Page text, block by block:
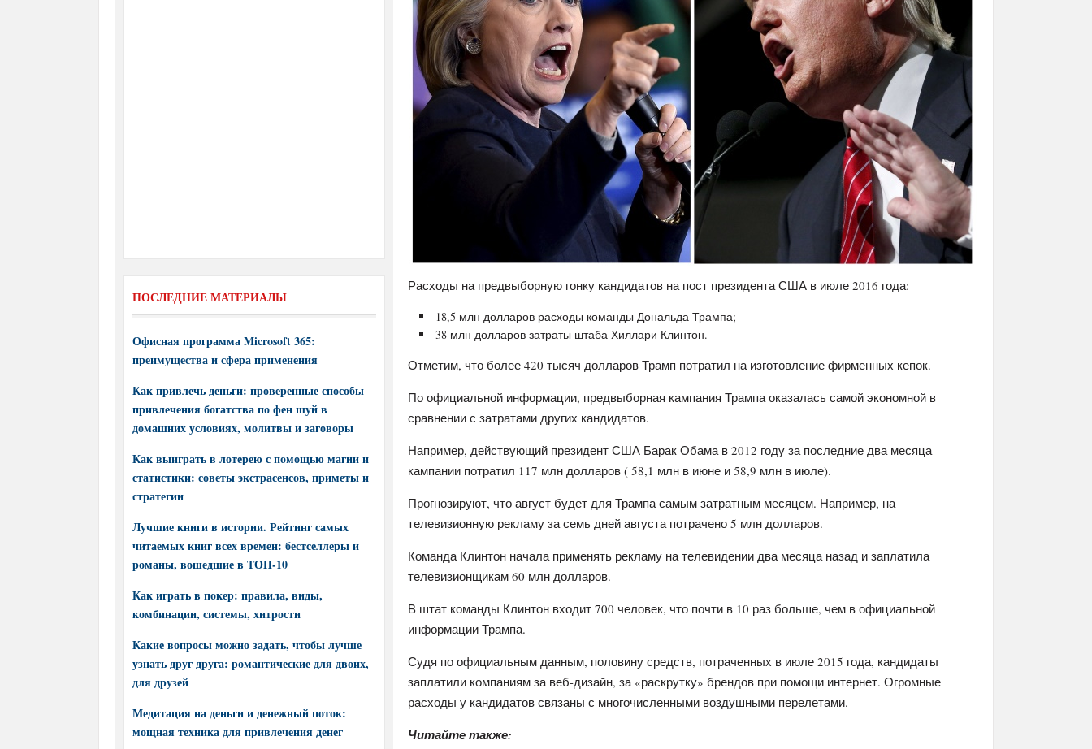
Расходы на предвыборную гонку кандидатов на пост президента США в июле 2016 года:
18,5 млн долларов расходы команды Дональда Трампа;
38 млн долларов затраты штаба Хиллари Клинтон.
Отметим, что более 420 тысяч долларов Трамп потратил на изготовление фирменных кепок.
По официальной информации, предвыборная кампания Трампа оказалась самой экономной в
сравнении с затратами других кандидатов.
Например, действующий президент США Барак Обама в 2012 году за последние два месяца
кампании потратил 117 млн долларов ( 58,1 млн в июне и 58,9 млн в июле).
Прогнозируют, что август будет для Трампа самым затратным месяцем. Например, на
телевизионную рекламу за семь дней августа потрачено 5 млн долларов.
Команда Клинтон начала применять рекламу на телевидении два месяца назад и заплатила
телевизионщикам 60 млн долларов.
В штат команды Клинтон входит 700 человек, что почти в 10 раз больше, чем в официальной
информации Трампа.
Судя по официальным данным, половину средств, потраченных в июле 2015 года, кандидаты
заплатили компаниям за веб-дизайн, за «раскрутку» брендов при помощи интернет. Огромные
расходы у кандидатов связаны с многочисленными воздушными перелетами.
Читайте также:
ПОСЛЕДНИЕ МАТЕРИАЛЫ
Офисная программа Microsoft 365:
преимущества и сфера применения
Как привлечь деньги: проверенные способы
привлечения богатства по фен шуй в
домашних условиях, молитвы и заговоры
Как выиграть в лотерею с помощью магии и
статистики: советы экстрасенсов, приметы и
стратегии
Лучшие книги в истории. Рейтинг самых
читаемых книг всех времен: бестселлеры и
романы, вошедшие в ТОП-10
Как играть в покер: правила, виды,
комбинации, системы, хитрости
Какие вопросы можно задать, чтобы лучше
узнать друг друга: романтические для двоих,
для друзей
Медитация на деньги и денежный поток:
мощная техника для привлечения денег